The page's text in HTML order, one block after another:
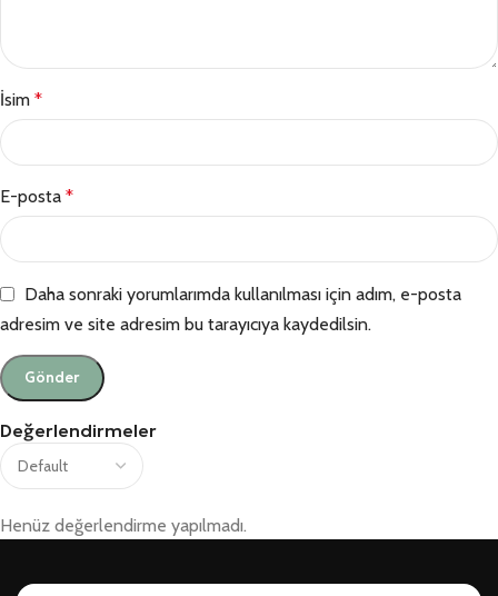
Değerlendirmeler
Henüz değerlendirme yapılmadı.
İsim *
E-posta *
Daha sonraki yorumlarımda kullanılması için adım, e-posta
adresim ve site adresim bu tarayıcıya kaydedilsin.